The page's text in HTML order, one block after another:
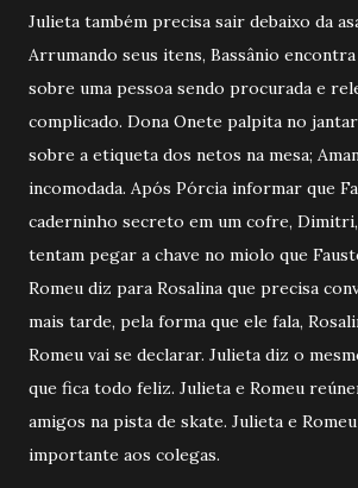
Julieta também precisa sair debaixo da
Arrumando seus itens, Bassânio
sobre uma pessoa sendo procurada e
complicado. Dona Onete palpita no jantar
sobre a etiqueta dos netos na mesa;
incomodada. Após Pórcia informar que
caderninho secreto em um cofre,
tentam pegar a chave no miolo que
Romeu diz para Rosalina que precisa
mais tarde, pela forma que ele fala,
Romeu vai se declarar. Julieta diz o
que fica todo feliz. Julieta e Romeu
amigos na pista de skate. Julieta e
importante aos colegas.